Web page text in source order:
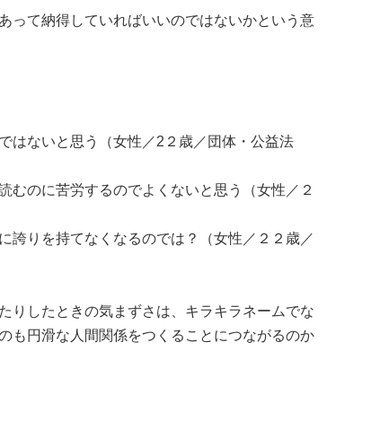
って納得していればいいのではないかという意
はないと思う（女性／2２歳／団体・公益法
むのに苦労するのでよくないと思う（女性／２
誇りを持てなくなるのでは？（女性／２２歳／
りしたときの気まずさは、キラキラネームでな
も円滑な人間関係をつくることにつながるのか